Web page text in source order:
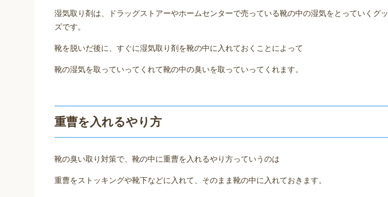
湿気取り剤は、ドラッグストアーやホームセンターで売っている靴の中の湿気をとっていくグッ
ズです。
靴を脱いだ後に、すぐに湿気取り剤を靴の中に入れておくことによって
靴の湿気を取っていってくれて靴の中の臭いを取っていってくれます。
重曹を入れるやり方
靴の臭い取り対策で、靴の中に重曹を入れるやり方っていうのは
重曹をストッキングや靴下などに入れて、そのまま靴の中に入れておきます。